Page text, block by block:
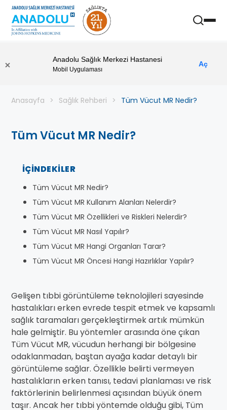
Anadolu Sağlık Merkezi Hastanesi
Mobil Uygulaması
Aç
Anasayfa Sağlık Rehberi Tüm Vücut MR Nedir?
Tüm Vücut MR Nedir?
İÇINDEKILER
Tüm Vücut MR Nedir?
Tüm Vücut MR Kullanım Alanları Nelerdir?
Tüm Vücut MR Özellikleri ve Riskleri Nelerdir?
Tüm Vücut MR Nasıl Yapılır?
Tüm Vücut MR Hangi Organları Tarar?
Tüm Vücut MR Öncesi Hangi Hazırlıklar Yapılır?
Gelişen tıbbi görüntüleme teknolojileri sayesinde
hastalıkları erken evrede tespit etmek ve kapsamlı
sağlık taramaları gerçekleştirmek artık mümkün
hale gelmiştir. Bu yöntemler arasında öne çıkan
Tüm Vücut MR, vücudun herhangi bir bölgesine
odaklanmadan, baştan ayağa kadar detaylı bir
görüntüleme sağlar. Özellikle belirti vermeyen
hastalıkların erken tanısı, tedavi planlaması ve risk
faktörlerinin belirlenmesi açısından büyük önem
taşır. Ancak her tıbbi yöntemde olduğu gibi, Tüm